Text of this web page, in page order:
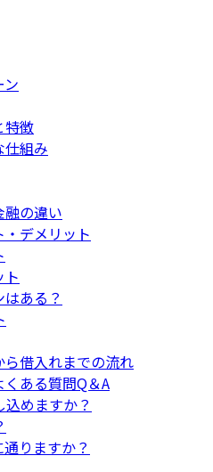
ン
特徴
仕組み
融の違い
デメリット
ト
ある？
借入れまでの流れ
ある質問Q＆A
めますか？
りますか？